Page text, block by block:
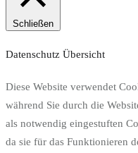
Schließen
Datenschutz Übersicht
Diese Website verwendet
während Sie durch die
als notwendig eingestuften
da sie für das Funktionieren